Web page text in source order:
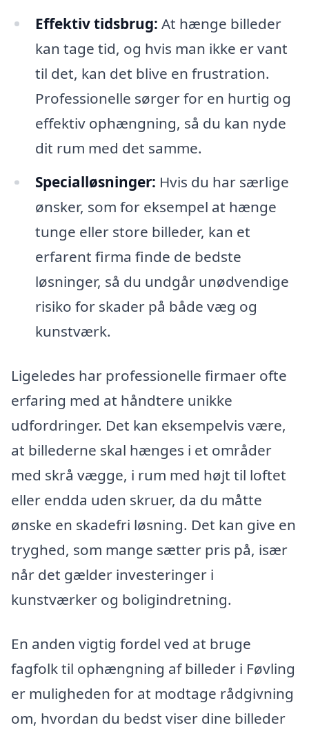
Effektiv tidsbrug: At hænge billeder
kan tage tid, og hvis man ikke er vant
til det, kan det blive en frustration.
Professionelle sørger for en hurtig og
effektiv ophængning, så du kan nyde
dit rum med det samme.
Specialløsninger: Hvis du har særlige
ønsker, som for eksempel at hænge
tunge eller store billeder, kan et
erfarent firma finde de bedste
løsninger, så du undgår unødvendige
risiko for skader på både væg og
kunstværk.
Ligeledes har professionelle firmaer ofte
erfaring med at håndtere unikke
udfordringer. Det kan eksempelvis være,
at billederne skal hænges i et områder
med skrå vægge, i rum med højt til loftet
eller endda uden skruer, da du måtte
ønske en skadefri løsning. Det kan give en
tryghed, som mange sætter pris på, især
når det gælder investeringer i
kunstværker og boligindretning.
En anden vigtig fordel ved at bruge
fagfolk til ophængning af billeder i Føvling
er muligheden for at modtage rådgivning
om, hvordan du bedst viser dine billeder